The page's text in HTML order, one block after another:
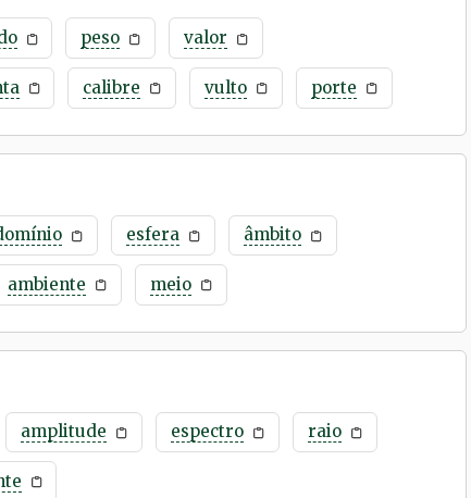
peso valor
calibre vulto porte
esfera âmbito
ambiente meio
amplitude espectro raio